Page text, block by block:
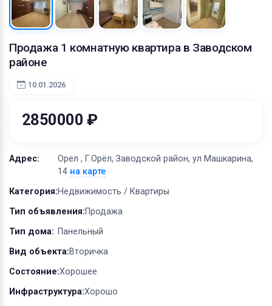
Продажа 1 комнатную квартира в Заводском
районе
10.01.2026
2850000 ₽
Адрес:
Орел , Г.Орёл, Заводской район, ул Машкарина,
14 на карте
Категория:Недвижимость / Квартиры
Тип объявления:Продажа
Тип дома: Панельный
Вид объекта:Вторичка
Состояние:Хорошее
Инфраструктура:Хорошо
Материалы